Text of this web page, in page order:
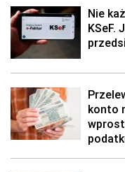
Nie
KSeF.
konto